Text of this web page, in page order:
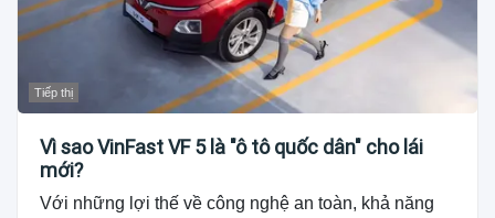
Tiếp thị
Vì sao VinFast VF 5 là "ô tô quốc dân" cho lái
mới?
Với những lợi thế về công nghệ an toàn, khả năng